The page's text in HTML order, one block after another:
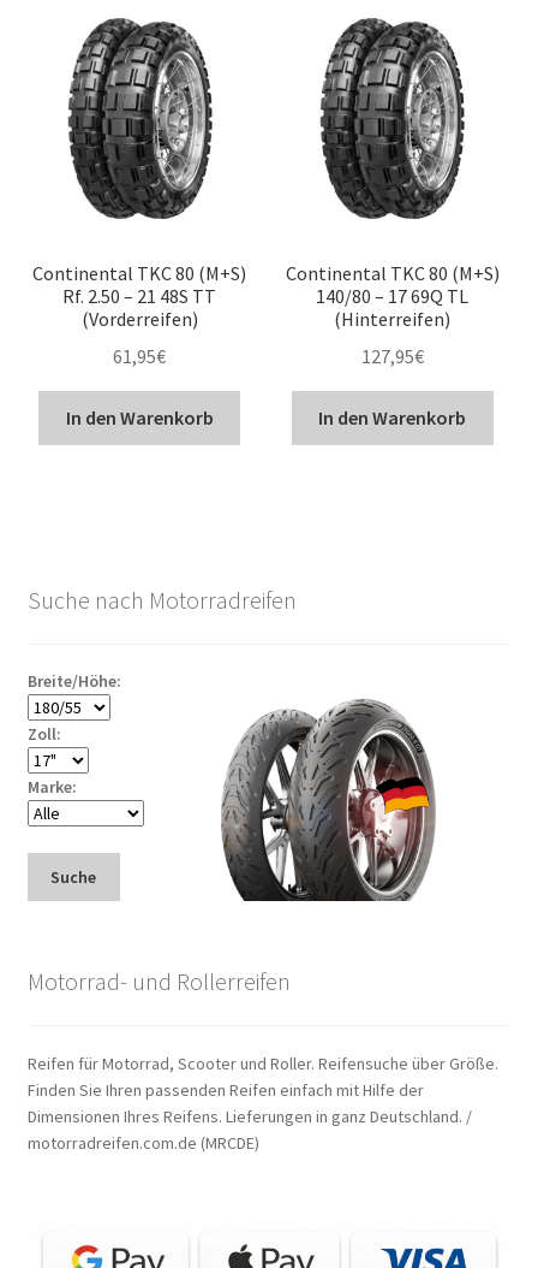
Continental TKC 80 (M+S)
Rf. 2.50 – 21 48S TT
(Vorderreifen)
61,95€
In den Warenkorb
Continental TKC 80 (M+S)
140/80 – 17 69Q TL
(Hinterreifen)
127,95€
In den Warenkorb
Suche nach Motorradreifen
Breite/Höhe:
Zoll:
Marke:
Suche
Motorrad- und Rollerreifen
Reifen für Motorrad, Scooter und Roller. Reifensuche über Größe.
Finden Sie Ihren passenden Reifen einfach mit Hilfe der
Dimensionen Ihres Reifens. Lieferungen in ganz Deutschland. /
motorradreifen.com.de (MRCDE)